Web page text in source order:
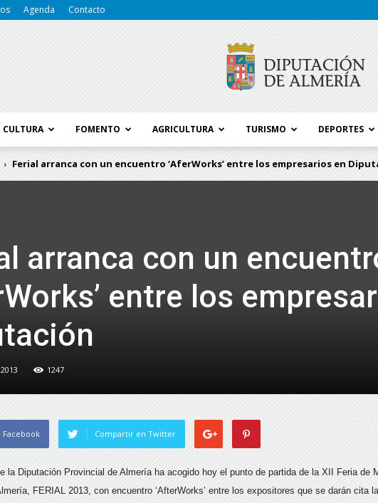
Agenda Contacto
CULTURA FOMENTO AGRICULTURA TURISMO DEPORTES
Ferial arranca con un encuentro ‘AferWorks’ entre los empresarios en
arranca con un
entre los
1247
Compartir en Twitter
la Diputación Provincial de Almería ha acogido hoy el punto de partida de la XII Feria de
FERIAL 2013, con encuentro ‘AfterWorks’ entre los expositores que se darán cita